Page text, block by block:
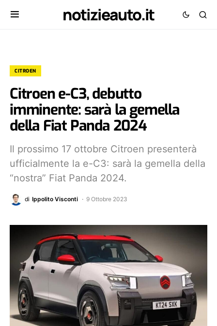
notizieauto.it
CITROEN
Citroen e-C3, debutto
imminente: sarà la gemella
della Fiat Panda 2024
Il prossimo 17 ottobre Citroen presenterà
ufficialmente la e-C3: sarà la gemella della
“nostra” Fiat Panda 2024.
di Ippolito Visconti 9 Ottobre 2023